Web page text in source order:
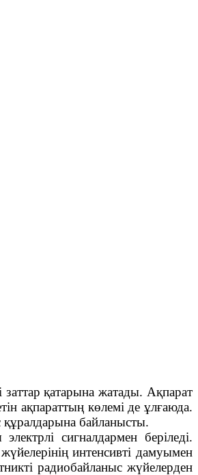
қатарына жатады. Ақпарат
ақпараттың көлемі де ұлғаюда.
байланысты.
сигналдармен беріледі.
интенсивті дамуымен
радиобайланыс жүйелерден